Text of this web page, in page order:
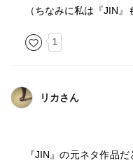
（ちなみに私は『JIN』
1
リカさん
『JIN』の元ネタ作品